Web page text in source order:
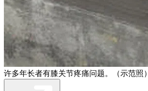
许多年长者有膝关节疼痛问题。（示范照）